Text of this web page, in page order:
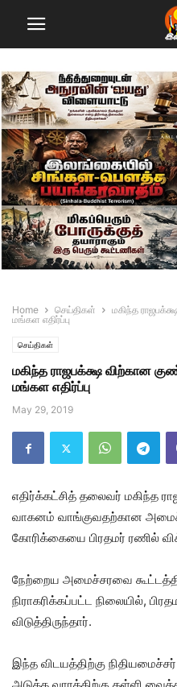
Home செய்திகள்
மகிந்த
மங்கள எதிர்ப்பு
செய்திகள்
மகிந்த ராஜபக்க்ஷ விற்கான
மங்கள எதிர்ப்பு
May 29, 2019
எதிர்க்கட்சித் தலைவர் மகிந்த
வாகனம் வாங்குவதற்கான
கோரிக்கையை பிரதமர் ரணில்
நேற்றைய அமைச்சரவை
நிராகரிக்கப்பட்ட நிலையில்,
விடுத்திருந்தார்.
இந்த விடயத்திற்கு